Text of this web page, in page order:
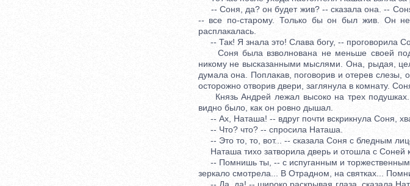
-- Соня, да? он будет жив? -- сказала она. --
-- все по-старому. Только бы он был жив. Он
расплакалась.
-- Так! Я знала это! Слава богу, -- проговорила
Соня была взволнована не меньше своей
никому не высказанными мыслями. Она, рыдая,
думала она. Поплакав, поговорив и отерев
осторожно отворив двери, заглянула в комнату.
Князь Андрей лежал высоко на трех подушках.
видно было, как он ровно дышал.
-- Ах, Наташа! -- вдруг почти вскрикнула Соня,
-- Что? что? -- спросила Наташа.
-- Это то, то, вот... -- сказала Соня с бледным
Наташа тихо затворила дверь и отошла с Соней
-- Помнишь ты, -- с испуганным и торжественным
зеркало смотрела... В Отрадном, на святках...